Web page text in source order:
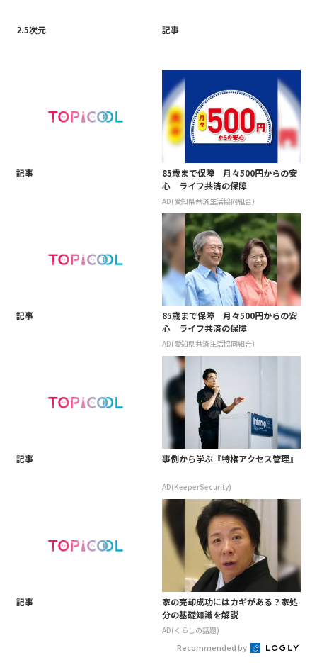
2.5次元 記事
記事
85歳まで保障 月々500円からの安
心 ライフ共済の保障
AD(愛知県共済生活協同組合)
記事
85歳まで保障 月々500円からの安
心 ライフ共済の保障
AD(愛知県共済生活協同組合)
記事 事例から学ぶ『特権アクセス管理』
AD(KeeperSecurity)
記事
家の売却成功にはカギがある？家処
分の基礎知識を解説
AD(くらしの話題)
Recommended by